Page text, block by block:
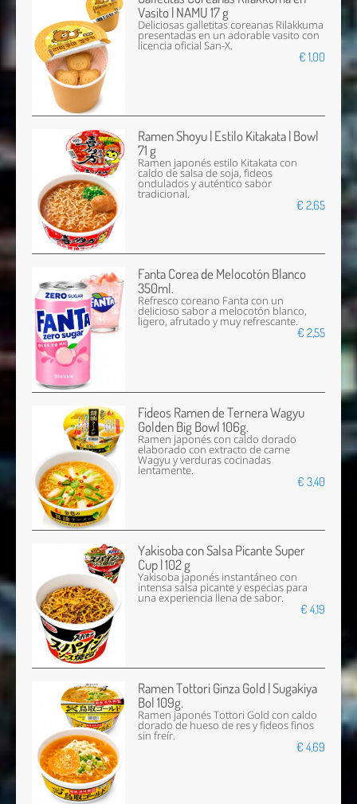
Vasito | NAMU 17 g
Deliciosas galletitas coreanas Rilakkuma
presentadas en un adorable vasito con
licencia oficial San-X.
€ 1,00
Ramen Shoyu | Estilo Kitakata | Bowl
71 g
Ramen japonés estilo Kitakata con
caldo de salsa de soja, fideos
ondulados y auténtico sabor
tradicional.
€ 2,65
Fanta Corea de Melocotón Blanco
350ml.
Refresco coreano Fanta con un
delicioso sabor a melocotón blanco,
ligero, afrutado y muy refrescante.
€ 2,55
Fideos Ramen de Ternera Wagyu
Golden Big Bowl 106g.
Ramen japonés con caldo dorado
elaborado con extracto de carne
Wagyu y verduras cocinadas
lentamente.
€ 3,40
Yakisoba con Salsa Picante Super
Cup | 102 g
Yakisoba japonés instantáneo con
intensa salsa picante y especias para
una experiencia llena de sabor.
€ 4,19
Ramen Tottori Ginza Gold | Sugakiya
Bol 109g.
Ramen japonés Tottori Gold con caldo
dorado de hueso de res y fideos finos
sin freír.
€ 4,69